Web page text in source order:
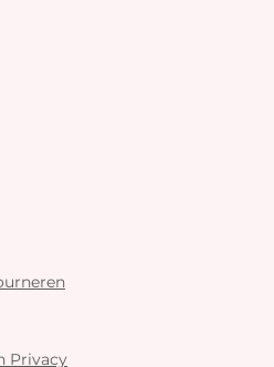
Privacy